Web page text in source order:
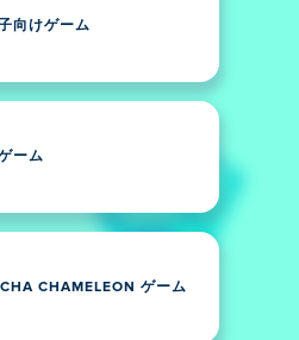
向けゲーム
ーム
CHAMELEON ゲーム